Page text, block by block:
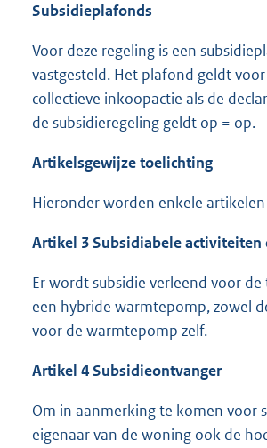
Subsidieplafonds
Voor deze regeling is een
vastgesteld. Het plafond geldt
collectieve inkoopactie als de
de subsidieregeling geldt op = op.
Artikelsgewijze toelichting
Hieronder worden enkele
Artikel 3 Subsidiabele activiteiten
Er wordt subsidie verleend voor de
een hybride warmtepomp, zowel
voor de warmtepomp zelf.
Artikel 4 Subsidieontvanger
Om in aanmerking te komen voor
eigenaar van de woning ook de